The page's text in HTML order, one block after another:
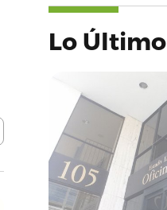
Lo Último